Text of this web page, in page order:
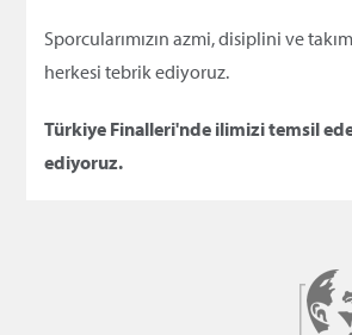
Sporcularımızın azmi, disiplini ve
herkesi tebrik ediyoruz.
Türkiye Finalleri'nde ilimizi temsil
ediyoruz.